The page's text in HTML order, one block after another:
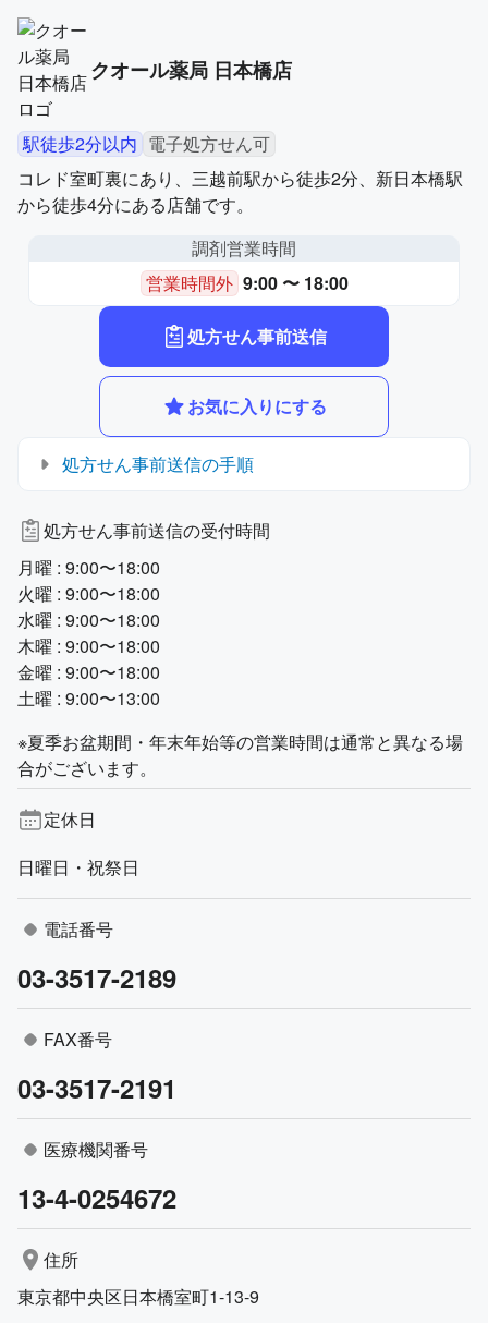
クオール薬局 日本橋店
駅徒歩2分以内 電子処方せん可
コレド室町裏にあり、三越前駅から徒歩2分、新日本橋駅
から徒歩4分にある店舗です。
調剤営業時間
営業時間外 9:00 〜 18:00
処方せん事前送信
お気に入りにする
処方せん事前送信の手順
処方せん事前送信の受付時間
月曜 : 9:00〜18:00
火曜 : 9:00〜18:00
水曜 : 9:00〜18:00
木曜 : 9:00〜18:00
金曜 : 9:00〜18:00
土曜 : 9:00〜13:00
※夏季お盆期間・年末年始等の営業時間は通常と異なる場
合がございます。
定休日
日曜日・祝祭日
電話番号
03-3517-2189
FAX番号
03-3517-2191
医療機関番号
13-4-0254672
住所
東京都中央区日本橋室町1-13-9